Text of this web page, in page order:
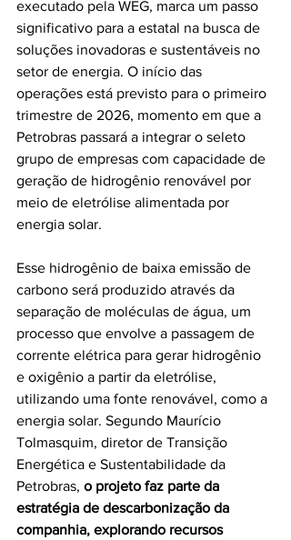
executado pela WEG, marca um passo
significativo para a estatal na busca de
soluções inovadoras e sustentáveis no
setor de energia. O início das
operações está previsto para o primeiro
trimestre de 2026, momento em que a
Petrobras passará a integrar o seleto
grupo de empresas com capacidade de
geração de hidrogênio renovável por
meio de eletrólise alimentada por
energia solar.
Esse hidrogênio de baixa emissão de
carbono será produzido através da
separação de moléculas de água, um
processo que envolve a passagem de
corrente elétrica para gerar hidrogênio
e oxigênio a partir da eletrólise,
utilizando uma fonte renovável, como a
energia solar. Segundo Maurício
Tolmasquim, diretor de Transição
Energética e Sustentabilidade da
Petrobras, o projeto faz parte da
estratégia de descarbonização da
companhia, explorando recursos